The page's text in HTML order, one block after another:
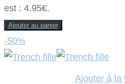
est : 4.95€.
Ajouter au panier
-50%
Ajouter à la